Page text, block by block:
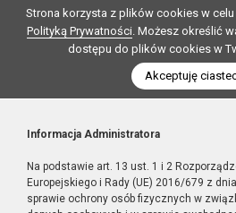
Strona korzysta z plików cookies w
Polityką Prywatności. Możesz określić
dostępu do plików cookies w
Akceptuję
Informacja Administratora
Na podstawie art. 13 ust. 1 i 2
Europejskiego i Rady (UE) 2016/679 z
sprawie ochrony osób fizycznych w